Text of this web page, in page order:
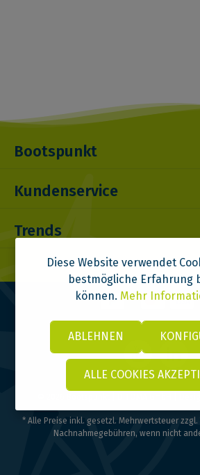
Bootspunkt
Kundenservice
Trends
* Alle Preise inkl. gesetzl. Mehrwertsteuer zzgl.
Nachnahmegebühren, wenn nicht
Diese Website verwendet
bestmögliche Erfahrung
können. Mehr
ABLEHNEN
ALLE COOKIES